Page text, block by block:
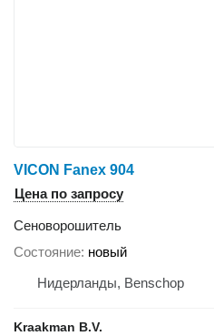
VICON Fanex 904
Цена по запросу
Сеноворошитель
Состояние новый
Нидерланды, Benschop
Kraakman B.V.